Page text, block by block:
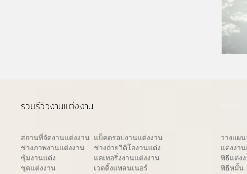
รวมรีวิวงานแต่งงาน
สถานที่จัดงานแต่งงาน
ช่างภาพงานแต่งงาน
ซุ้มงานแต่ง
ชุดแต่งงาน
แบ็คดรอปงานแต่งงาน
ช่างถ่ายวิดิโองานแต่ง
แคเทอริ่งงานแต่งงาน
เวดดิ้งแพลนเนอร์
วางแผ
แต่งงา
พิธีแต่ง
พิธีหมั้น